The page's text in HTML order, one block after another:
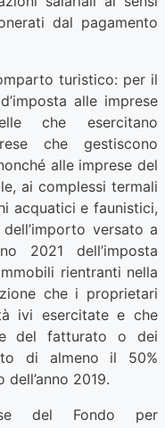
dal pagamento
turistico: per il
alle imprese
che esercitano
che gestiscono
alle imprese del
ai complessi termali
acquatici e faunistici,
versato a
2021 dell’imposta
rientranti nella
che i proprietari
ivi esercitate e che
del fatturato o dei
di almeno il 50%
2019.
del Fondo per